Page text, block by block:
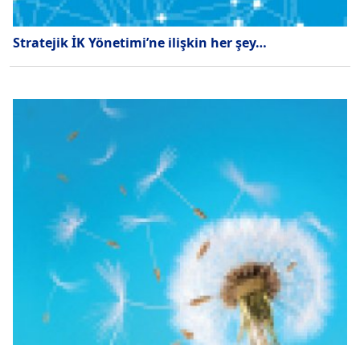
Stratejik İK Yönetimi’ne ilişkin her şey…